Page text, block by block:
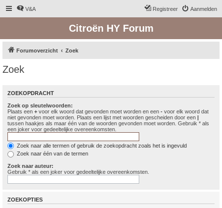
V&A Aanmelden
Registreer
Citroën HY Forum
Forumoverzicht Zoek
Zoek
ZOEKOPDRACHT
Zoek op sleutelwoorden:
Plaats een + voor elk woord dat gevonden moet worden en een - voor elk woord dat
niet gevonden moet worden. Plaats een lijst met woorden gescheiden door een |
tussen haakjes als maar één van de woorden gevonden moet worden. Gebruik * als
een joker voor gedeeltelijke overeenkomsten.
Zoek naar alle termen of gebruik de zoekopdracht zoals het is ingevuld
Zoek naar één van de termen
Zoek naar auteur:
Gebruik * als een joker voor gedeeltelijke overeenkomsten.
ZOEKOPTIES